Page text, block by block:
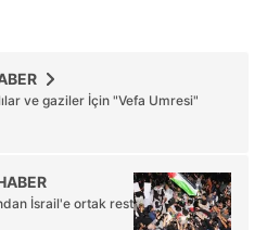
ve gaziler İçin "Vefa Umresi"
İsrail'e ortak rest